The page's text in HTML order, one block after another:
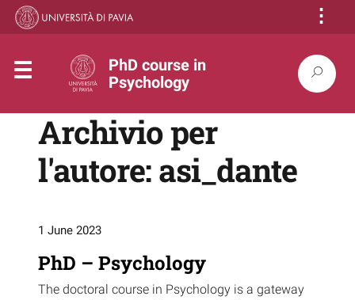
⋮
PhD course in
Psychology
Archivio per
l'autore: asi_dante
1 June 2023
PhD – Psychology
The doctoral course in Psychology is a gateway